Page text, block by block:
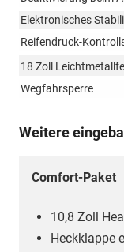
Elektronisches
Reifendruck-
18 Zoll
Wegfahrsperre
Weitere
Comfort-Paket
10,8 Zoll
Heckklappe